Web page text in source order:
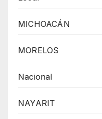
MICHOACÁN
MORELOS
Nacional
NAYARIT